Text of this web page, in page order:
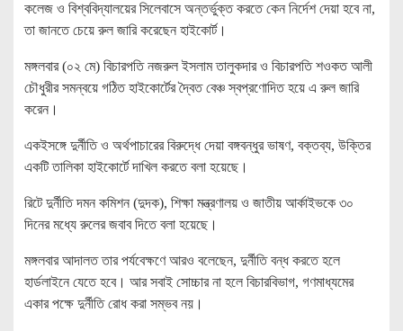
কলেজ ও বিশ্ববিদ্যালয়ের সিলেবাসে অন্তর্ভুক্ত করতে কেন নির্দেশ দেয়া হবে না,
তা জানতে চেয়ে রুল জারি করেছেন হাইকোর্ট।
মঙ্গলবার (০২ মে) বিচারপতি নজরুল ইসলাম তালুকদার ও বিচারপতি শওকত আলী
চৌধুরীর সমন্বয়ে গঠিত হাইকোর্টের দ্বৈত বেঞ্চ স্বপ্রণোদিত হয়ে এ রুল জারি
করেন।
একইসঙ্গে দুর্নীতি ও অর্থপাচারের বিরুদ্ধে দেয়া বঙ্গবন্ধুর ভাষণ, বক্তব্য, উক্তির
একটি তালিকা হাইকোর্টে দাখিল করতে বলা হয়েছে।
রিটে দুর্নীতি দমন কমিশন (দুদক), শিক্ষা মন্ত্রণালয় ও জাতীয় আর্কাইভকে ৩০
দিনের মধ্যে রুলের জবাব দিতে বলা হয়েছে।
মঙ্গলবার আদালত তার পর্যবেক্ষণে আরও বলেছেন, দুর্নীতি বন্ধ করতে হলে
হার্ডলাইনে যেতে হবে। আর সবাই সোচ্চার না হলে বিচারবিভাগ, গণমাধ্যমের
একার পক্ষে দুর্নীতি রোধ করা সম্ভব নয়।